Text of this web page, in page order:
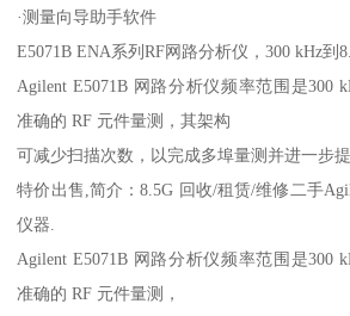
·测量向导助手软件
E5071B ENA系列RF网路分析仪，300 kHz到
Agilent E5071B 网路分析仪频率范围是300
准确的 RF 元件量测，其架构
可减少扫描次数，以完成多埠量测并进一步提
特价出售,简介：8.5G 回收/租赁/维修二手
仪器.
Agilent E5071B 网路分析仪频率范围是300
准确的 RF 元件量测，